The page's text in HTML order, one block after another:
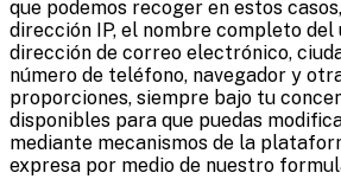
que podemos recoger en estos
dirección IP, el nombre completo del
dirección de correo electrónico,
número de teléfono, navegador y
proporciones, siempre bajo tu
disponibles para que puedas
mediante mecanismos de la
expresa por medio de nuestro